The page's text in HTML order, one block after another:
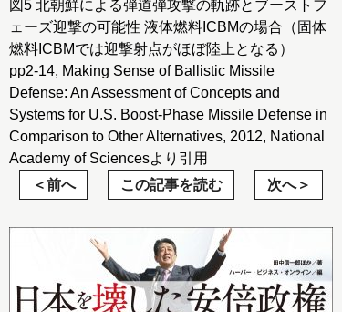
図5 北朝鮮による弾道弾攻撃の軌跡とブーストフ
ェーズ迎撃の可能性 液体燃料ICBMの場合（固体
燃料ICBMでは迎撃射点がほぼ陸上となる）
pp2-14, Making Sense of Ballistic Missile
Defense: An Assessment of Concepts and
Systems for U.S. Boost-Phase Missile Defense in
Comparison to Other Alternatives, 2012, National
Academy of Sciencesより引用
前へ
この記事を読む 次へ